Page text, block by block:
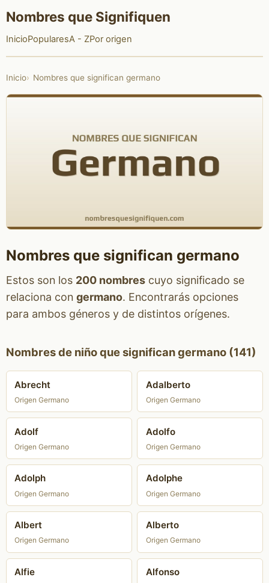
Nombres que Signifiquen
InicioPopularesA - ZPor origen
Inicio Nombres que significan germano
Nombres que significan germano
Estos son los 200 nombrescuyo significado se
relaciona con germano. Encontrarás opciones
para ambos géneros y de distintos orígenes.
Nombres de niño que significan germano (141)
Abrecht
Origen Germano
Adalberto
Origen Germano
Adolf
Origen Germano
Adolfo
Origen Germano
Adolph
Origen Germano
Adolphe
Origen Germano
Albert
Origen Germano
Alberto
Origen Germano
Alfie Alfonso